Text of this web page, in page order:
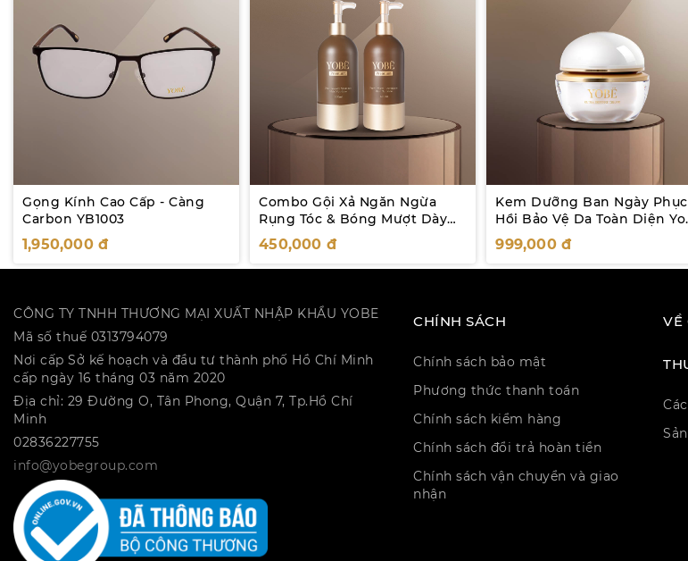
Gọng Kính Cao Cấp - Càng
Carbon YB1003
1,950,000 đ
Combo Gội Xả Ngăn Ngừa
Rụng Tóc & Bóng Mượt Dày
Tóc YOBE
450,000 đ
Kem Dưỡng Ban Ngày Phục
Hồi Bảo Vệ Da Toàn Diện
Ultra Defense Cream 50mL
999,000 đ
CÔNG TY TNHH THƯƠNG MẠI XUẤT NHẬP KHẨU YOBE
Mã số thuế 0313794079
Nơi cấp Sở kế hoạch và đầu tư thành phố Hồ Chí Minh
cấp ngày 16 tháng 03 năm 2020
Địa chỉ: 29 Đường O, Tân Phong, Quận 7, Tp.Hồ Chí
Minh
02836227755
info@yobegroup.com
CHÍNH SÁCH
Chính sách bảo mật
Phương thức thanh toán
Chính sách kiểm hàng
Chính sách đổi trả hoàn tiền
Chính sách vận chuyển và giao
nhận
VỀ